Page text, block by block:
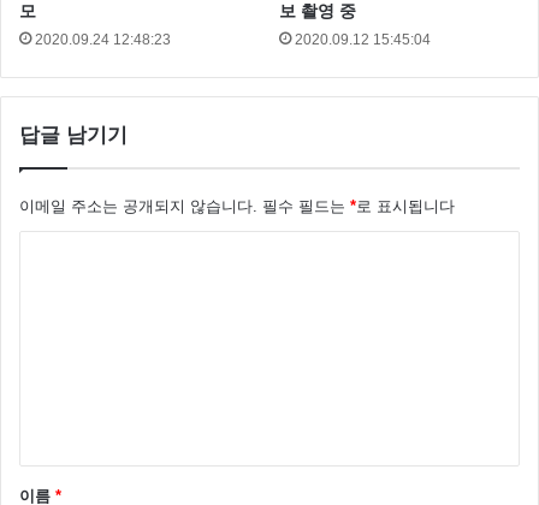
모
2020.09.24 12:48:23
보 촬영 중
2020.09.12 15:45:04
답글 남기기
이메일 주소는 공개되지 않습니다. 필수 필드는 *로 표시됩니다
이름 *